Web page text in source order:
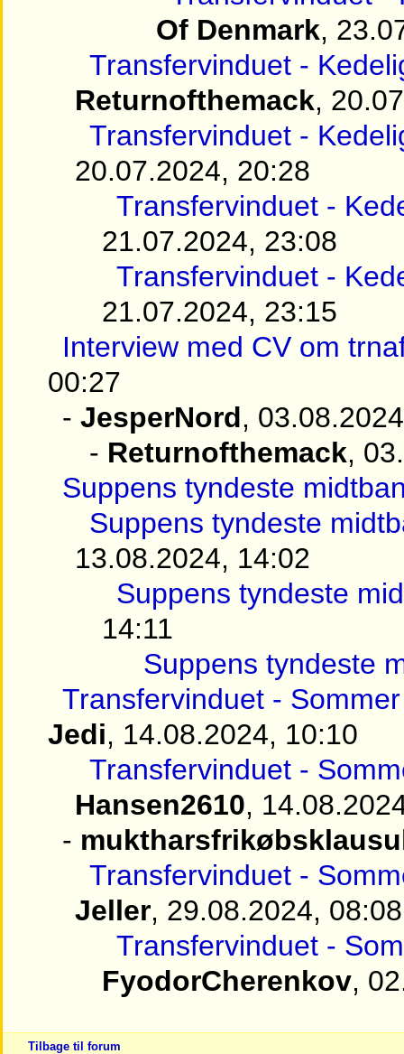
Of Denmark,
Transfervinduet -
Returnofthemack,
Transfervinduet -
20.07.2024, 20:28
Transfervinduet -
21.07.2024, 23:08
Transfervinduet -
21.07.2024, 23:15
Interview med CV om
00:27
- JesperNord,
- Returnofthemack,
Suppens tyndeste
Suppens tyndeste
13.08.2024, 14:02
Suppens tyndeste
14:11
Suppens tyndeste
Transfervinduet -
Jedi, 14.08.2024, 10:10
Transfervinduet -
Hansen2610,
-
Transfervinduet -
Jeller, 29.08.2024, 08:08
Transfervinduet -
FyodorCherenkov,
Tilbage til forum